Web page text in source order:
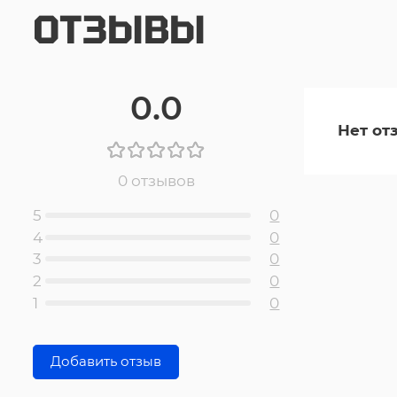
ОТЗЫВЫ
0.0
0 отзывов
5
0
4
0
3
0
2
0
1
0
Добавить отзыв
Нет